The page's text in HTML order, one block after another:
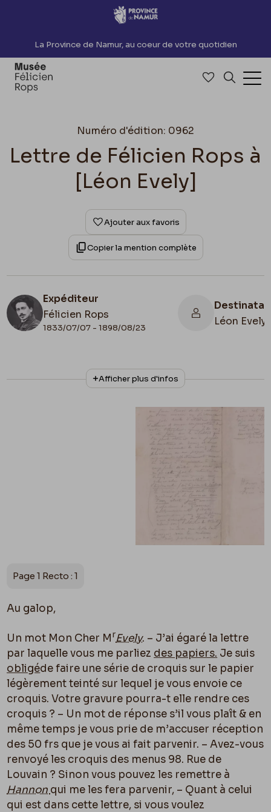
Accèder directement au contenu
La Province de Namur, au coeur de votre quotidien
Accéder à
Numéro d'édition: 0962
Lettre de Félicien Rops à
[Léon Evely]
Ajouter aux favoris
Copier la mention complète
Expéditeur
Félicien Rops
1833/07/07 - 1898/08/23
Léon Evely
N° d'inventaire
III/215/10/11
Collationnage
Autographe
Belgique, Bruxelles, Bibliothèque royale de
Belgique, Cabinet des Manuscrits
Afficher plus d'infos
Page 1 Recto : 1
Au galop,
Un mot Mon Cher MrEvely. – J’ai égaré la lettre
par laquelle vous me parliez des papiers. Je suis
obligéde faire une série de croquis sur le papier
légèrement teinté sur lequel je vous envoie ce
croquis. Votre gravure pourra-t elle rendre ces
croquis ? – Un mot de réponse s’il vous plaît & en
même temps je vous prie de m’accuser réception
des 50 frs que je vous ai fait parvenir. – Avez-vous
renvoyé les croquis des menus 98. Rue de
Louvain ? Sinon vous pouvez les remettre à
Hannon qui me les fera parvenir, – Quant à celui
qui est dans cette lettre, si vous voulez